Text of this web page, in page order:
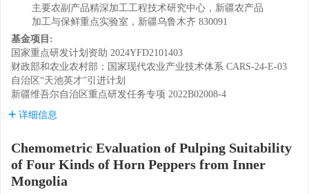
主要农副产品精深加工工程技术研究中心，新疆农产品
加工与保鲜重点实验室，新疆乌鲁木齐 830091
基金项目:
国家重点研发计划资助 2024YFD2101403
财政部和农业农村部：国家现代农业产业技术体系 CARS-24-E-03
自治区“天池英才”引进计划
新疆维吾尔自治区重点研发任务专项 2022B02008-4
详细信息
Chemometric Evaluation of Pulping Suitability
of Four Kinds of Horn Peppers from Inner
Mongolia